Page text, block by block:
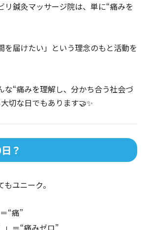
リ鍼灸マッサージ院は、単に“痛みを
を届けたい」という理念のもと活動を
な“痛みを理解し、分かち合う社会づ
切な日でもあります🤝✨
？
ユニーク。
“痛”
」＝“痛みゼロ”